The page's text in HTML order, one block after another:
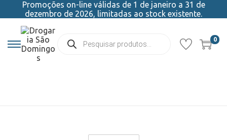
Promoções on-line válidas de 1 de janeiro a 31 de
dezembro de 2026, limitadas ao stock existente.
0